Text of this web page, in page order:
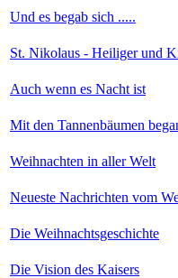
Und es begab sich .....
St. Nikolaus - Heiliger und
Auch wenn es Nacht ist
Mit den Tannenbäumen
Weihnachten in aller Welt
Neueste Nachrichten vom
Die Weihnachtsgeschichte
Die Vision des Kaisers